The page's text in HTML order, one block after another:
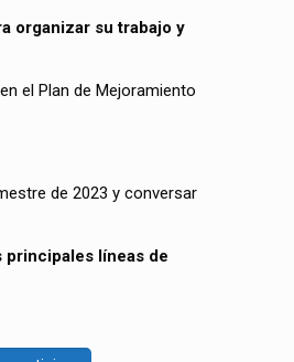
organizar su trabajo y
el Plan de Mejoramiento
de 2023 y conversar
principales líneas de